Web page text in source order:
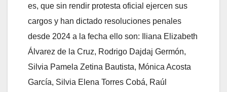
es, que sin rendir protesta oficial ejercen sus
cargos y han dictado resoluciones penales
desde 2024 a la fecha ello son: Iliana Elizabeth
Álvarez de la Cruz, Rodrigo Dajdaj Germón,
Silvia Pamela Zetina Bautista, Mónica Acosta
García, Silvia Elena Torres Cobá, Raúl